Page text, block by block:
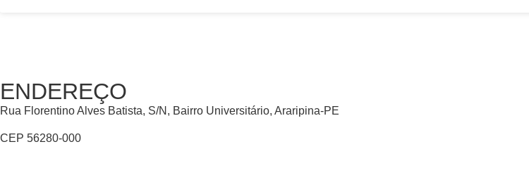
ENDEREÇO
Rua Florentino Alves Batista, S/N, Bairro Universitário, Araripina-PE
CEP 56280-000